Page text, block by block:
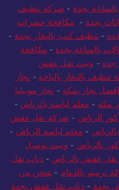
بالباحة- دباب نقل عفش
بجدة -شركة تنظيف
بجدة -
مكافحة حشرات
- تنظيف كنب بالبخار بجدة
بالساعة بجدة-مكافحة
جده-ونيت نقل عفش
بالبخار بالباحة -نجار
نجار بمكة- نجار موبيليا
مكة -معلم لياسة بالرياض -
الرياض - شركة نقل عفش
-معلم لياسة الرياض
بالرياض -
ونيت توصيل
نقل عفش بالرياض -دباب نقل
ترميم بالدمام-
شحن من